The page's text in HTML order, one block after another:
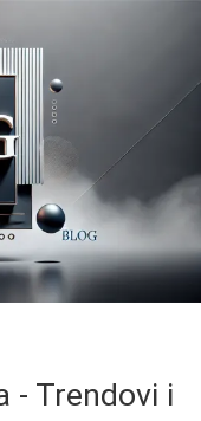
- Trendovi i